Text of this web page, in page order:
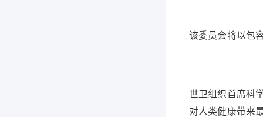
该委员会将以包
世卫组织首席科
对人类健康带来